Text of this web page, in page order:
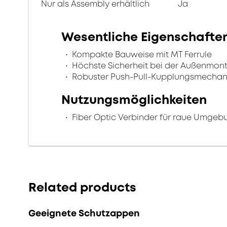
Nur als Assembly erhältlich Ja
Wesentliche
Kompakte Bauweise mit MT Ferrule
Höchste Sicherheit bei der
Robuster Push-Pull-
Nutzungsmöglichkeiten
Fiber Optic Verbinder für raue
Related products
Geeignete Schutzappen